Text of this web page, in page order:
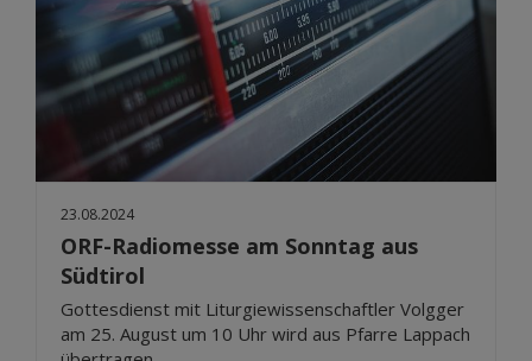
23.08.2024
ORF-Radiomesse am Sonntag aus
Südtirol
Gottesdienst mit Liturgiewissenschaftler Volgger
am 25. August um 10 Uhr wird aus Pfarre Lappach